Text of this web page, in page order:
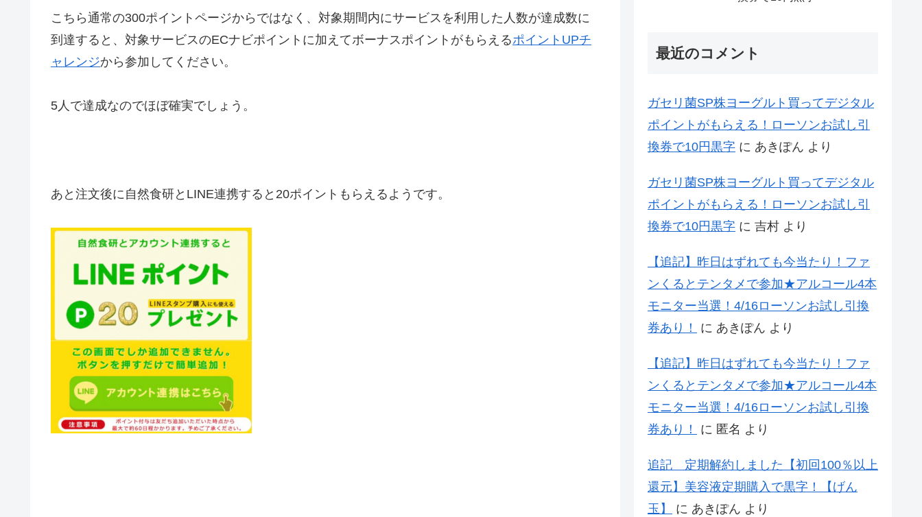
こちら通常の300ポイントページからではなく、対象期間内にサービスを利用した人数が達成数に
到達すると、対象サービスのECナビポイントに加えてボーナスポイントがもらえるポイントUPチ
ャレンジから参加してください。
5人で達成なのでほぼ確実でしょう。
あと注文後に自然食研と LINE連携すると20ポイントもらえるようです。
最近のコメント
ガセリ菌SP株ヨーグルト買ってデジタル
ポイントがもらえる！ローソンお試し引
換券で10円黒字 に あきぽん より
ガセリ菌SP株ヨーグルト買ってデジタル
ポイントがもらえる！ローソンお試し引
換券で10円黒字 に 吉村 より
【追記】昨日はずれても今当たり！ファ
ンくるとテンタメで参加★アルコール4本
モニター当選！4/16ローソンお試し引換
券あり！
に あきぽん より
【追記】昨日はずれても今当たり！ファ
ンくるとテンタメで参加★アルコール4本
モニター当選！4/16ローソンお試し引換
券あり！
に 匿名 より
追記 定期解約しました【初回100％以上
還元】美容液定期購入で黒字！【げん
玉】
に あきぽん より